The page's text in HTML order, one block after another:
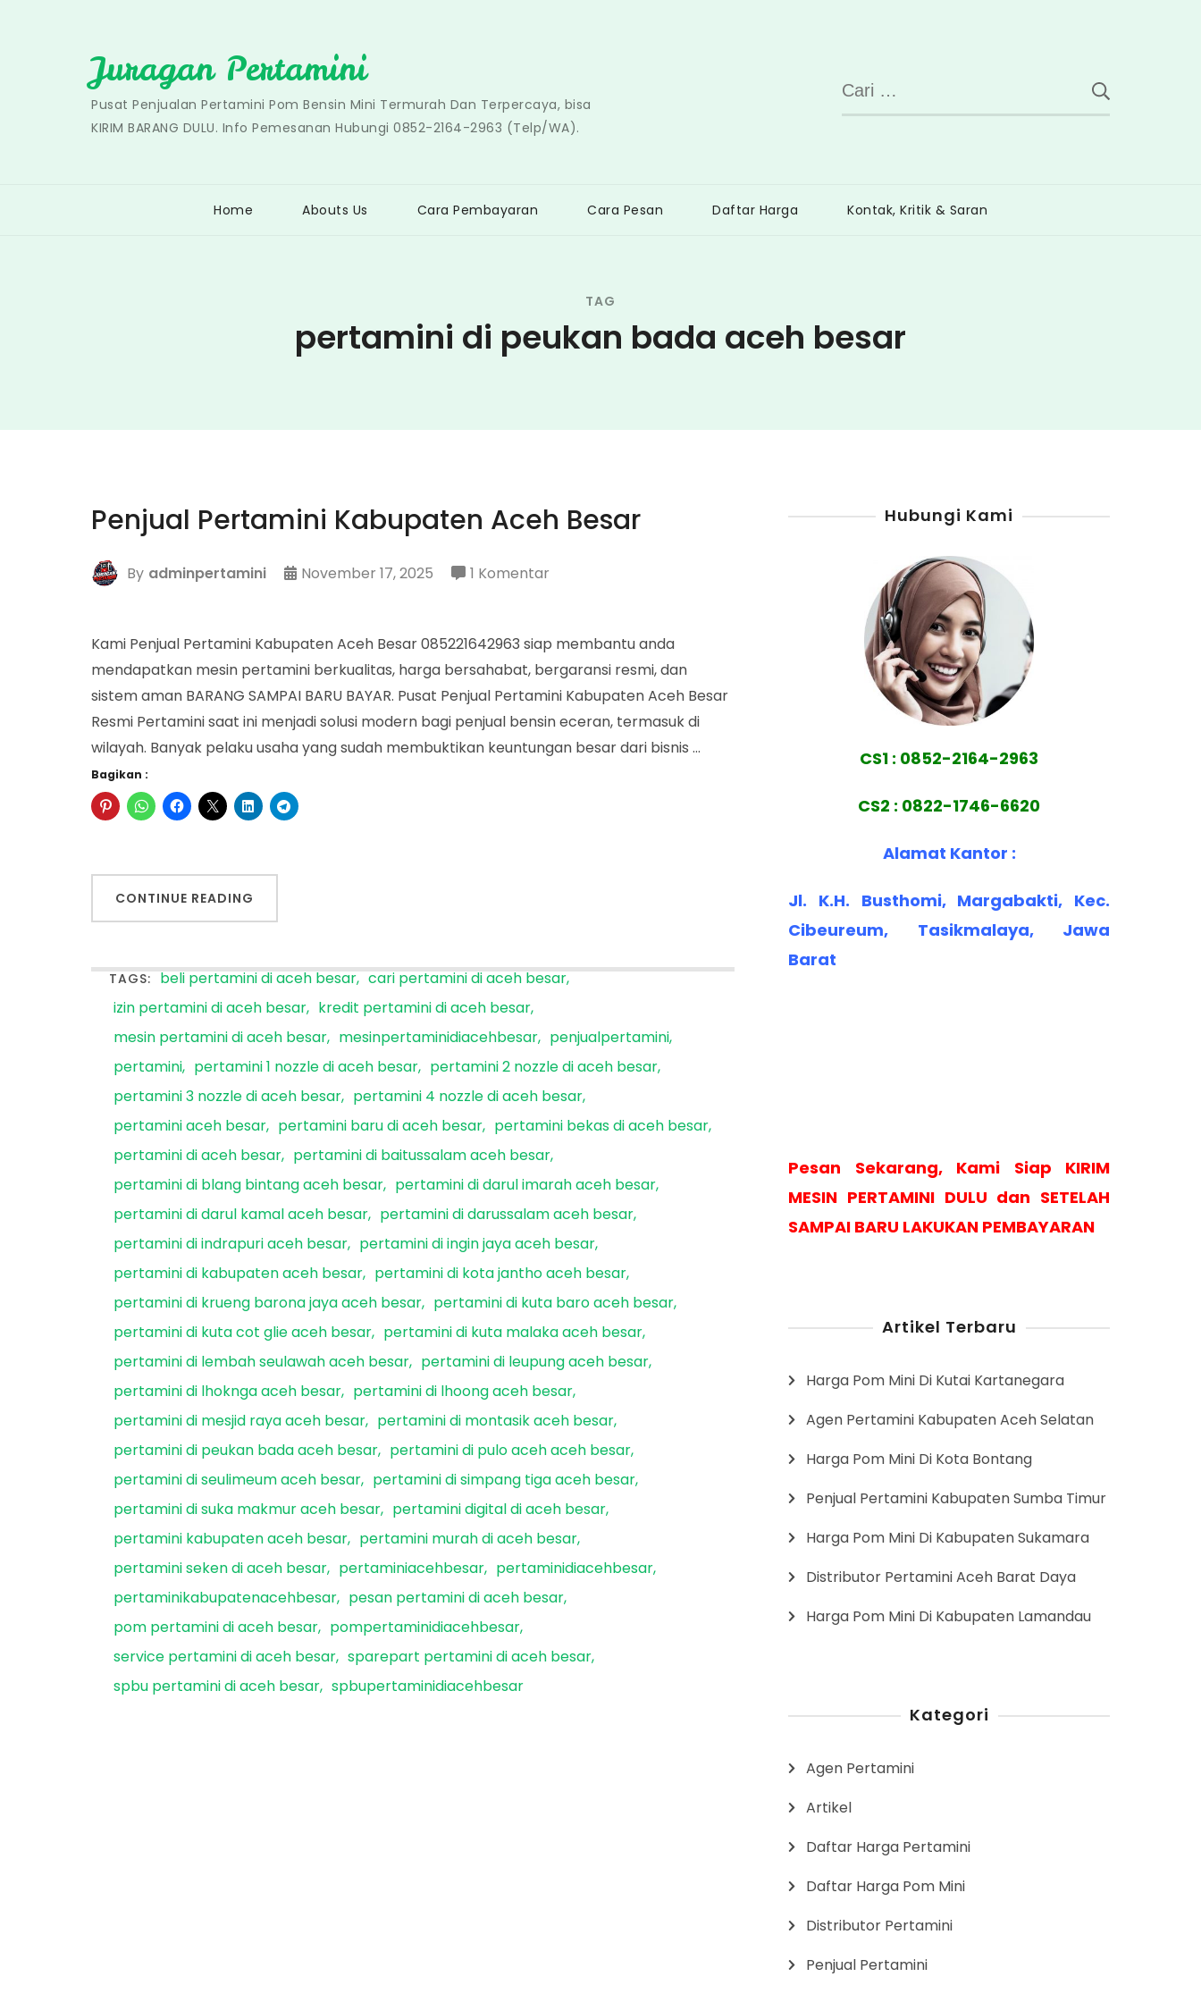
Juragan Pertamini
Pusat Penjualan Pertamini Pom Bensin Mini Termurah Dan Terpercaya, bisa
KIRIM BARANG DULU. Info Pemesanan Hubungi 0852-2164-2963 (Telp/WA).
Cari
untuk:
Home Abouts Us Cara Pembayaran Cara Pesan Daftar Harga Kontak, Kritik & Saran
TAG
pertamini di peukan bada aceh besar
Penjual Pertamini Kabupaten Aceh Besar
By adminpertamini November 17, 2025 1 Komentarpada
Kabupaten
Aceh
Besar
Kami Penjual Pertamini Kabupaten Aceh Besar 085221642963 siap membantu anda
mendapatkan mesin pertamini berkualitas, harga bersahabat, bergaransi resmi, dan
sistem aman BARANG SAMPAI BARU BAYAR. Pusat Penjual Pertamini Kabupaten Aceh Besar
Resmi Pertamini saat ini menjadi solusi modern bagi penjual bensin eceran, termasuk di
wilayah. Banyak pelaku usaha yang sudah membuktikan keuntungan besar dari bisnis …
Bagikan :
CONTINUE READING
TAGS: beli pertamini di aceh besar cari pertamini di aceh besar
izin pertamini di aceh besar
kredit pertamini di aceh besar
mesin pertamini di aceh besar
mesinpertaminidiacehbesar
penjualpertamini
pertamini
pertamini 1 nozzle di aceh besar
pertamini 2 nozzle di aceh besar
pertamini 3 nozzle di aceh besar
pertamini 4 nozzle di aceh besar
pertamini aceh besar
pertamini baru di aceh besar
pertamini bekas di aceh besar
pertamini di aceh besar
pertamini di baitussalam aceh besar
pertamini di blang bintang aceh besar
pertamini di darul imarah aceh besar
pertamini di darul kamal aceh besar
pertamini di darussalam aceh besar
pertamini di indrapuri aceh besar
pertamini di ingin jaya aceh besar
pertamini di kabupaten aceh besar
pertamini di kota jantho aceh besar
pertamini di krueng barona jaya aceh besar
pertamini di kuta baro aceh besar
pertamini di kuta cot glie aceh besar
pertamini di kuta malaka aceh besar
pertamini di lembah seulawah aceh besar
pertamini di leupung aceh besar
pertamini di lhoknga aceh besar
pertamini di lhoong aceh besar
pertamini di mesjid raya aceh besar
pertamini di montasik aceh besar
pertamini di peukan bada aceh besar
pertamini di pulo aceh aceh besar
pertamini di seulimeum aceh besar
pertamini di simpang tiga aceh besar
pertamini di suka makmur aceh besar
pertamini digital di aceh besar
pertamini kabupaten aceh besar
pertamini murah di aceh besar
pertamini seken di aceh besar
pertaminiacehbesar
pertaminidiacehbesar
pertaminikabupatenacehbesar
pesan pertamini di aceh besar
pom pertamini di aceh besar
pompertaminidiacehbesar
service pertamini di aceh besar sparepart pertamini di aceh besar
spbu pertamini di aceh besar spbupertaminidiacehbesar
Hubungi Kami
CS1 : 0852-2164-2963
CS2 : 0822-1746-6620
Alamat Kantor :
Jl. K.H. Busthomi, Margabakti, Kec.
Cibeureum, Tasikmalaya, Jawa
Barat
Pesan Sekarang, Kami Siap KIRIM
MESIN PERTAMINI DULU dan SETELAH
SAMPAI BARU LAKUKAN PEMBAYARAN
Artikel Terbaru
Harga Pom Mini Di Kutai Kartanegara
Agen Pertamini Kabupaten Aceh Selatan
Harga Pom Mini Di Kota Bontang
Penjual Pertamini Kabupaten Sumba Timur
Harga Pom Mini Di Kabupaten Sukamara
Distributor Pertamini Aceh Barat Daya
Harga Pom Mini Di Kabupaten Lamandau
Kategori
Agen Pertamini
Artikel
Daftar Harga Pertamini
Daftar Harga Pom Mini
Distributor Pertamini
Penjual Pertamini